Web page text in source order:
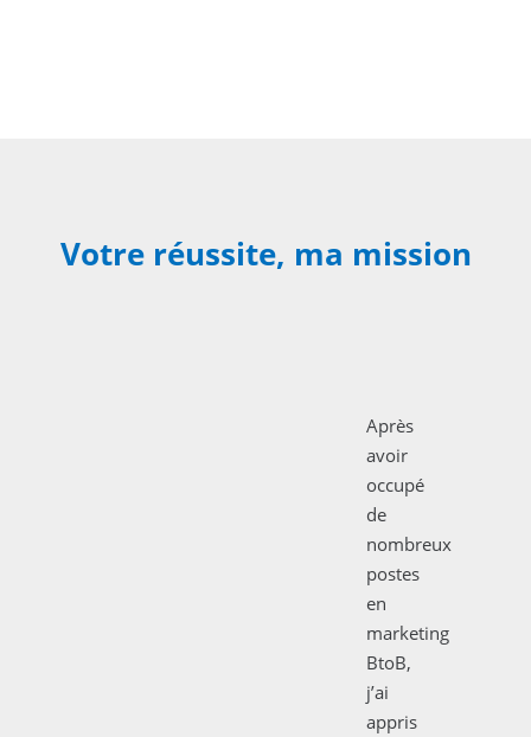
Votre réussite, ma mission
Après
avoir
occupé
de
nombreux
postes
en
marketing
BtoB,
j’ai
appris